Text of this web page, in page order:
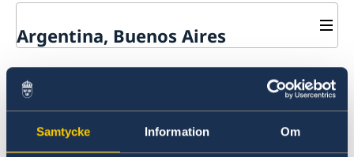
Samtycke Information Om
Argentina, Buenos Aires
Current
Government’s priorities in
2023 Statement of Foreign
Policy